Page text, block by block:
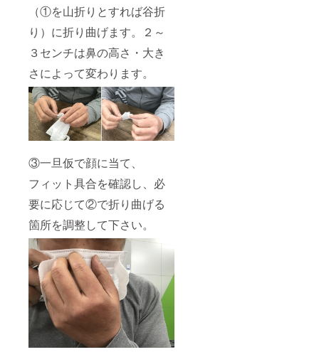
（①を山折りとすれば谷折
り）に折り曲げます。２～
３センチは鼻の高さ・大き
さによって変わります。
③一旦仮で顔に当て、
フィット具合を確認し、必
要に応じて②で折り曲げる
箇所を調整して下さい。